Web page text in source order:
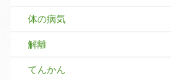
体の病気
解離
てんかん